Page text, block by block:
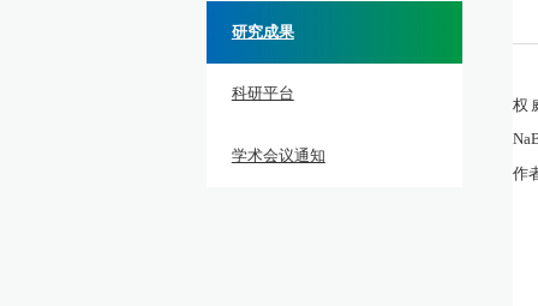
研究成果
科研平台
学术会议通知
权
作